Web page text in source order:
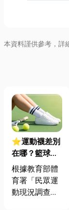
本資料謹供參考，詳
⭐運動襪差別
在哪？籃球、
慢跑、排球襪
挑選全攻略，
穿對了運動不
根據教育部體
育署「民眾運
動現況調查」